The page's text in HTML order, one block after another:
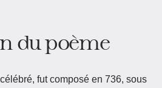
du poème
fut composé en 736, sous